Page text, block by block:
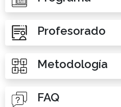
Profesorado
Metodología
FAQ